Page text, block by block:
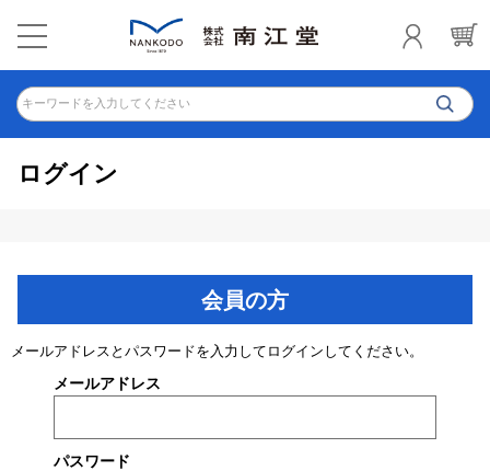
キーワードを入力してください
ログイン
会員の方
メールアドレスとパスワードを入力してログインしてください。
メールアドレス
パスワード